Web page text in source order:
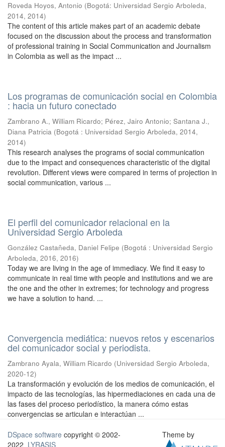
Roveda Hoyos, Antonio (Bogotá: Universidad Sergio Arboleda,
2014, 2014)
The content of this article makes part of an academic debate
focused on the discussion about the process and transformation
of professional training in Social Communication and Journalism
in Colombia as well as the impact ...
Los programas de comunicación social en Colombia
: hacia un futuro conectado
Zambrano A., William Ricardo; Pérez, Jairo Antonio; Santana J.,
Diana Patricia (Bogotá : Universidad Sergio Arboleda, 2014,
2014)
This research analyses the programs of social communication
due to the impact and consequences characteristic of the digital
revolution. Different views were compared in terms of projection in
social communication, various ...
El perfil del comunicador relacional en la
Universidad Sergio Arboleda
González Castañeda, Daniel Felipe (Bogotá : Universidad Sergio
Arboleda, 2016, 2016)
Today we are living in the age of immediacy. We find it easy to
communicate in real time with people and institutions and we are
the one and the other in extremes; for technology and progress
we have a solution to hand. ...
Convergencia mediática: nuevos retos y escenarios
del comunicador social y periodista.
Zambrano Ayala, William Ricardo (Universidad Sergio Arboleda,
2020-12)
La transformación y evolución de los medios de comunicación, el
impacto de las tecnologías, las hipermediaciones en cada una de
las fases del proceso periodístico, la manera cómo estas
convergencias se articulan e interactúan ...
DSpace software copyright © 2002-
2022 LYRASIS
Theme by